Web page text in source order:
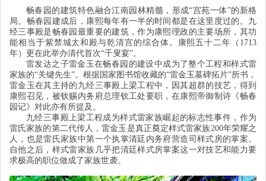
畅春园的建筑特色融合江南园林精髓，形成“宫苑一体”的新格
局。畅春园建成后，康熙每年有一半的时间都是在这里度过的。九
经三事殿是畅春园最重要的建筑，作为康熙理政的主要场所，其功
能相当于紫禁城太和殿与乾清宫的综合体。康熙五十二年（ 1713
年）更在此举办清代首次“千叟宴”。
雷发达之子雷金玉在畅春园的建设中成为了整个工程和样式雷
家族的“关键先生”。根据国家图书馆收藏的“雷金玉墓碑拓片”所书，
雷金玉在其主持的九经三事殿上梁工程中，因其超群的技艺，得到
康熙召见，被钦赐内务府总理钦工处要职，在康熙帝御制诗《畅春
园记》对此亦有所提及。
九经三事殿上梁工程成为样式雷家族崛起的标志性事件，作为
雷氏家族的第二代传人，雷金玉是真正奠定样式雷家族200年荣耀之
人，也是雷氏家族中第一个执掌清廷内务府营造司样式房的掌案。
自他之后，样式雷家族几乎把清廷样式房掌案这一对技艺和能力要
求极高的职位做成了家族世袭。